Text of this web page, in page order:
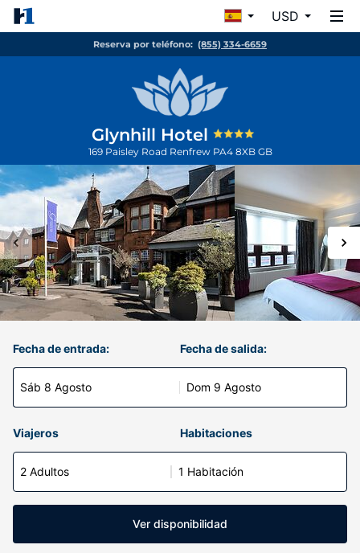
USD
Reserva por teléfono: (855) 334-6659
Glynhill Hotel
169 Paisley Road Renfrew PA4 8XB GB
Fecha de entrada:
Sáb 8 Agosto
Fecha de salida:
Dom 9 Agosto
Viajeros Habitaciones
2 Adultos 1 Habitación
Ver disponibilidad